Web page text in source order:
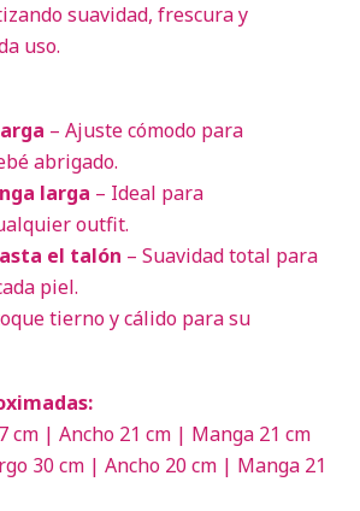
suavidad, frescura y
uso.
– Ajuste cómodo para
abrigado.
larga – Ideal para
outfit.
el talón – Suavidad total para
piel.
tierno y cálido para su
cm | Ancho 21 cm | Manga 21 cm
30 cm | Ancho 20 cm | Manga 21